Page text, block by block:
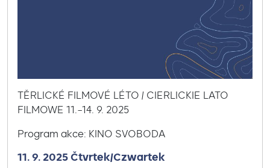
TĚRLICKÉ FILMOVÉ LÉTO / CIERLICKIE LATO
FILMOWE 11.–14. 9. 2025
Program akce: KINO SVOBODA
11. 9. 2025 Čtvrtek/Czwartek